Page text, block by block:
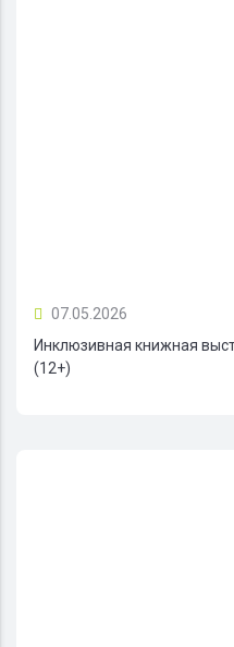
07.05.2026
Инклюзивная книжная
(12+)